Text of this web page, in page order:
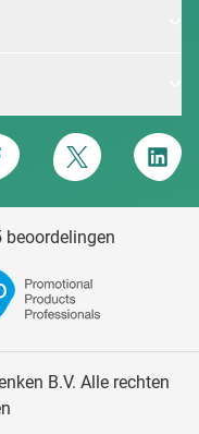
Twitter
is 87
B.V. Alle rechten